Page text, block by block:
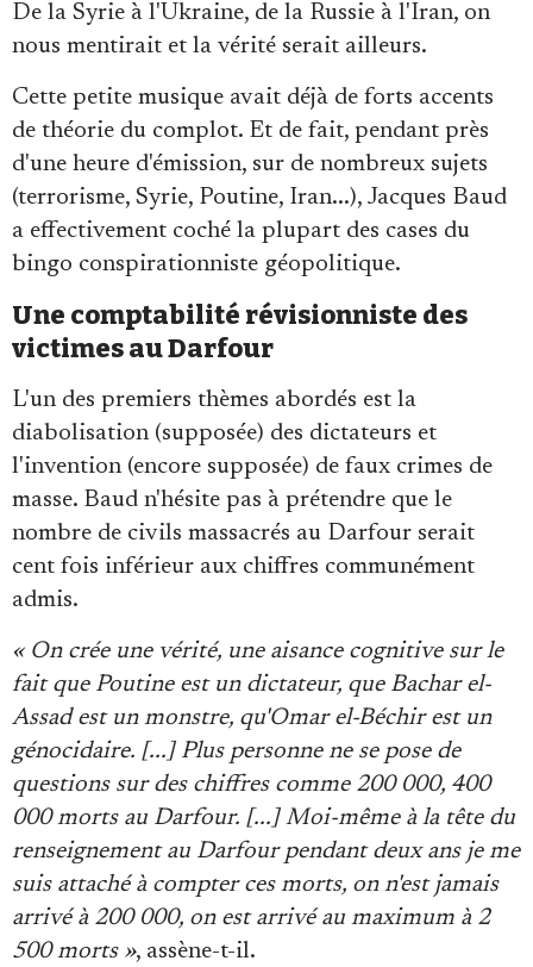
De la Syrie à l'Ukraine, de la Russie à l'Iran, on
nous mentirait et la vérité serait ailleurs.
Cette petite musique avait déjà de forts accents
de théorie du complot. Et de fait, pendant près
d'une heure d'émission, sur de nombreux sujets
(terrorisme, Syrie, Poutine, Iran...), Jacques Baud
a effectivement coché la plupart des cases du
bingo conspirationniste géopolitique.
Une comptabilité révisionniste des
victimes au Darfour
L'un des premiers thèmes abordés est la
diabolisation (supposée) des dictateurs et
l'invention (encore supposée) de faux crimes de
masse. Baud n'hésite pas à prétendre que le
nombre de civils massacrés au Darfour serait
cent fois inférieur aux chiffres communément
admis.
« On crée une vérité, une aisance cognitive sur le
fait que Poutine est un dictateur, que Bachar el-
Assad est un monstre, qu'Omar el-Béchir est un
génocidaire. [...] Plus personne ne se pose de
questions sur des chiffres comme 200 000, 400
000 morts au Darfour. [...] Moi-même à la tête du
renseignement au Darfour pendant deux ans je me
suis attaché à compter ces morts, on n'est jamais
arrivé à 200 000, on est arrivé au maximum à 2
500 morts », assène-t-il.